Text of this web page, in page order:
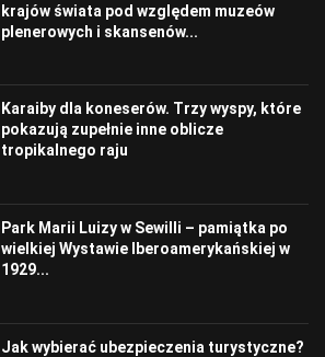
krajów świata pod względem muzeów
plenerowych i skansenów...
Karaiby dla koneserów. Trzy wyspy, które
pokazują zupełnie inne oblicze
tropikalnego raju
Park Marii Luizy w Sewilli – pamiątka po
wielkiej Wystawie Iberoamerykańskiej w
1929...
Jak wybierać ubezpieczenia turystyczne?